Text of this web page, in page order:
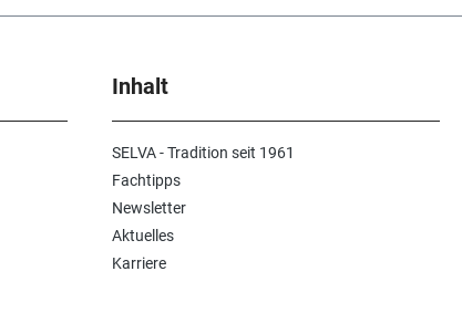
Inhalt
SELVA - Tradition seit 1961
Fachtipps
Newsletter
Aktuelles
Karriere